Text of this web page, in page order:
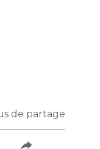
de partage